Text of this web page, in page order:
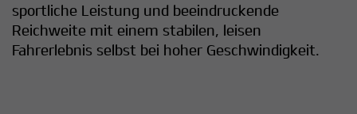
sportliche Leistung und beeindruckende
Reichweite mit einem stabilen, leisen
Fahrerlebnis selbst bei hoher Geschwindigkeit.​